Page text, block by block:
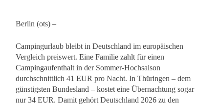
Berlin (ots) –
Campingurlaub bleibt in Deutschland im europäischen
Vergleich preiswert. Eine Familie zahlt für einen
Campingaufenthalt in der Sommer-Hochsaison
durchschnittlich 41 EUR pro Nacht. In Thüringen – dem
günstigsten Bundesland – kostet eine Übernachtung sogar
nur 34 EUR. Damit gehört Deutschland 2026 zu den